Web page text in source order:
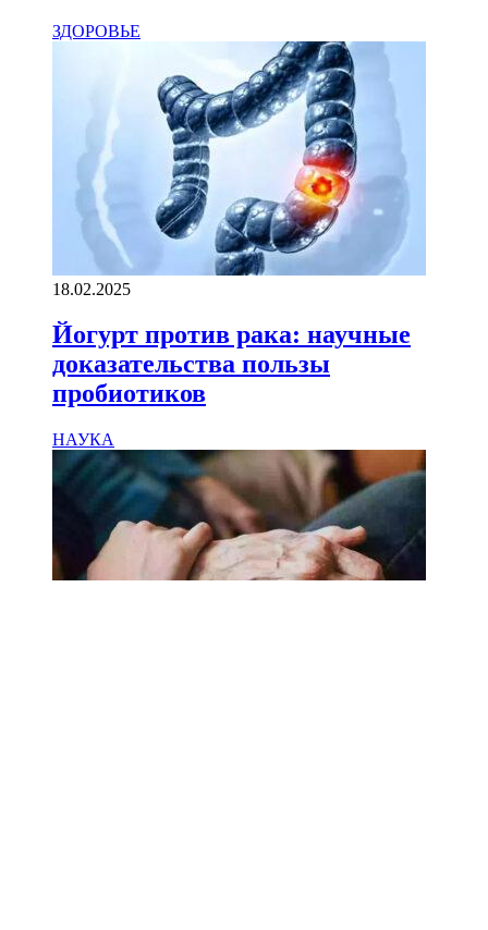
ЗДОРОВЬЕ
18.02.2025
Йогурт против рака: научные
доказательства пользы
пробиотиков
НАУКА